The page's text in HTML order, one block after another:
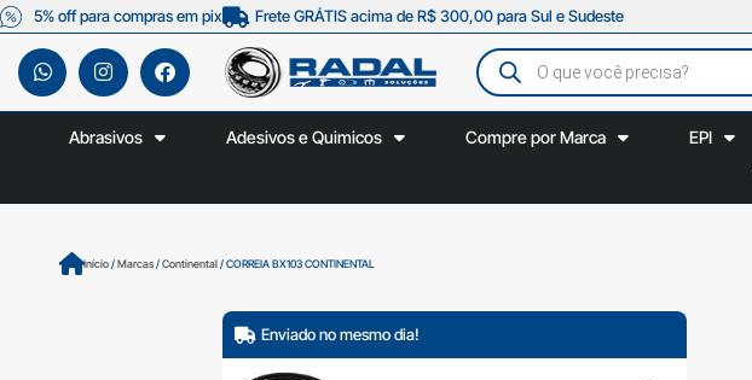
5% off para compras em pix Frete GRÁTIS acima de R$ 300,00 para Sul e Sudeste
Abrasivos Adesivos e Quimicos Compre por Marca EPI
Início/Marcas/Continental/ CORREIA BX103 CONTINENTAL
Enviado no mesmo dia!